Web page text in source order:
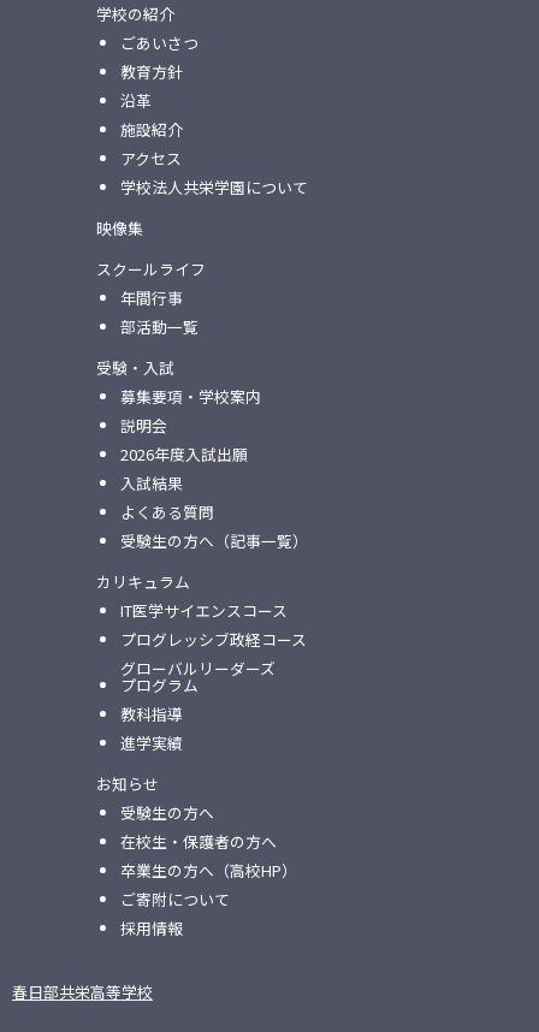
学校の紹介
ごあいさつ
教育方針
沿革
施設紹介
アクセス
学校法人共栄学園について
映像集
スクールライフ
年間行事
部活動一覧
受験・入試
募集要項・学校案内
説明会
2026年度入試出願
入試結果
よくある質問
受験生の方へ（記事一覧）
カリキュラム
IT医学サイエンスコース
プログレッシブ政経コース
グローバルリーダーズ
プログラム
教科指導
進学実績
お知らせ
受験生の方へ
在校生・保護者の方へ
卒業生の方へ（高校HP）
ご寄附について
採用情報
春日部共栄高等学校